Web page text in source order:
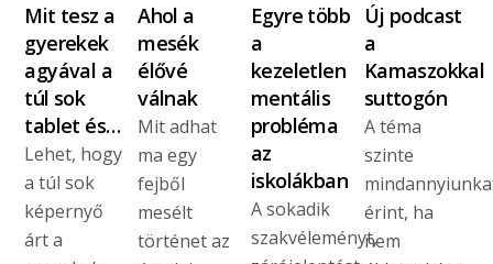
Mit tesz a
gyerekek
agyával a
túl sok
tablet és…
Lehet, hogy
a túl sok
képernyő
árt a
Ahol a
mesék
élővé
válnak
Mit adhat
ma egy
fejből
mesélt
történet az
Egyre több
a
kezeletlen
mentális
probléma
az
iskolákban
A sokadik
szakvéleményt,
Új podcast
a
Kamaszokkal
suttogón
A téma
szinte
érint, ha
nem